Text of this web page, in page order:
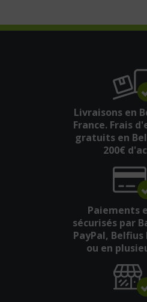
Livraisons en
France. Frais
gratuits en
200€
Paiements
sécurisés par
PayPal,
ou en